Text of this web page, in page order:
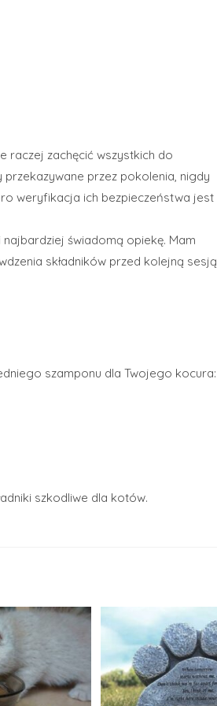
raczej zachęcić wszystkich do
przez pokolenia, nigdy
weryfikacja ich bezpieczeństwa jest
świadomą opiekę. Mam
składników przed kolejną sesją
szamponu dla Twojego kocura:
szkodliwe dla kotów.